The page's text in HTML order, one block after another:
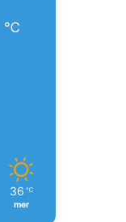
℃
36 ℃
mer